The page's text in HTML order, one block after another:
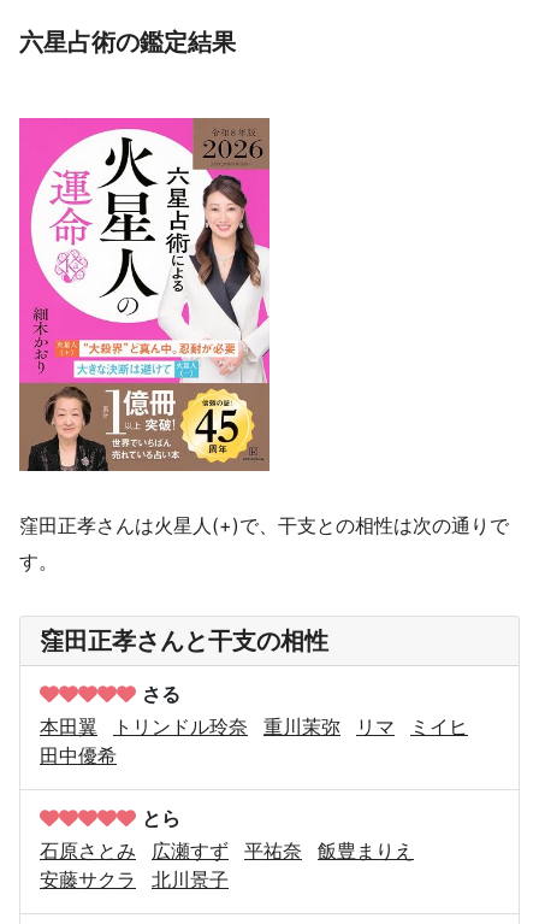
六星占術の鑑定結果
窪田正孝さんは火星人(+)で、干支との相性は次の通りで
す。
窪田正孝さんと干支の相性
さる
本田翼
トリンドル玲奈 重川茉弥 リマ
ミイヒ
田中優希
とら
石原さとみ
広瀬すず 平祐奈
飯豊まりえ
安藤サクラ
北川景子